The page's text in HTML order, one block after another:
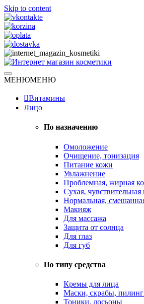
Skip to content
Интернет магазин
Натуральная косметика
МЕНЮМЕНЮ
Витамины
Лицо
По назначению
Омоложение
Очищение, тонизация
Питание кожи
Увлажнение
Проблемная, жирная
Сухая, чувствительная
Нормальная,
Макияж
Для массажа
Защита от солнца
Для глаз
Для губ
По типу средства
Кремы для лица
Маски, скрабы,
Тоники, лосьоны